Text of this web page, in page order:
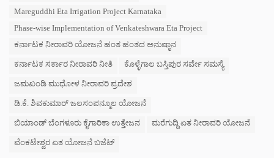
Mareguddhi Eta Irrigation Project Karnataka
Phase-wise Implementation of Venkateshwara Eta Project
ಕರ್ನಾಟಕ ನೀರಾವರಿ ಯೋಜನೆ ಹಂತ ಹಂತದ ಅನುಷ್ಠಾನ
ಕರ್ನಾಟಕ ಸರ್ಕಾರ ನೀರಾವರಿ ನೀತಿ ಕೊಳ್ಳೆಗಾಲ ಬಸ್ತಿಪುರ ಸರ್ವೇ ಸಮಸ್ಯೆ
ಜಮಖಂಡಿ ಮುಧೋಳ ನೀರಾವರಿ ಪ್ರದೇಶ
ಡಿ.ಕೆ. ಶಿವಕುಮಾರ್ ಜಲಸಂಪನ್ಮೂಲ ಯೋಜನೆ
ಬಿಯಾಂಡ್ ಬೆಂಗಳೂರು ಕೈಗಾರಿಕಾ ಉತ್ತೇಜನ ಮರೆಗುದ್ದಿ ಏತ ನೀರಾವರಿ ಯೋಜನೆ
ವೆಂಕಟೇಶ್ವರ ಏತ ಯೋಜನೆ ಬಜೆಟ್